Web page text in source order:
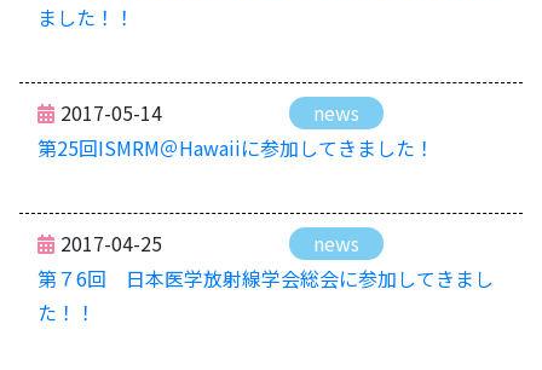
ました！！
2017-05-14
news
第25回ISMRM＠Hawaiiに参加してきました！
2017-04-25
news
第７6回 日本医学放射線学会総会に参加してきまし
た！！